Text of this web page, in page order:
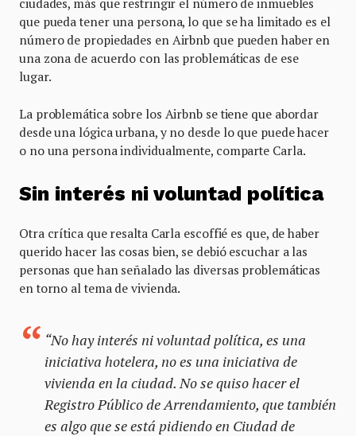
que pueda tener una persona, lo que se ha limitado es el
número de propiedades en Airbnb que pueden haber en
una zona de acuerdo con las problemáticas de ese
lugar.
La problemática sobre los Airbnb se tiene que abordar
desde una lógica urbana, y no desde lo que puede hacer
o no una persona individualmente, comparte Carla.
Sin interés ni voluntad política
Otra crítica que resalta Carla escoffié es que, de haber
querido hacer las cosas bien, se debió escuchar a las
personas que han señalado las diversas problemáticas
en torno al tema de vivienda.
“No hay interés ni voluntad política, es una
iniciativa hotelera, no es una iniciativa de
vivienda en la ciudad. No se quiso hacer el
Registro Público de Arrendamiento, que también
es algo que se está pidiendo en Ciudad de